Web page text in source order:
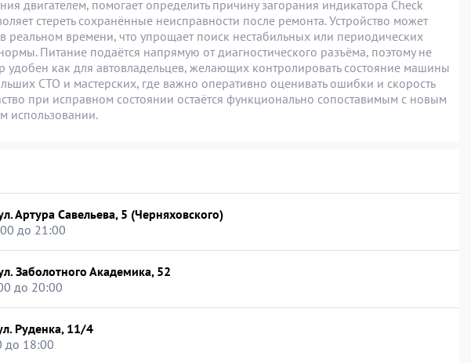
двигателем, помогает определить причину загорания индикатора Check
стереть сохранённые неисправности после ремонта. Устройство может
реальном времени, что упрощает поиск нестабильных или периодических
Питание подаётся напрямую от диагностического разъёма, поэтому не
удобен как для автовладельцев, желающих контролировать состояние машины
СТО и мастерских, где важно оперативно оценивать ошибки и скорость
при исправном состоянии остаётся функционально сопоставимым с новым
использовании.
Артура Савельева, 5 (Черняховского)
до 21:00
Заболотного Академика, 52
до 20:00
Руденка, 11/4
до 18:00